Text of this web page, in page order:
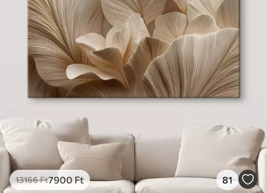
13166Ft7900 Ft 81